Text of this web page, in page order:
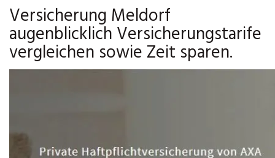
Versicherung Meldorf
augenblicklich Versicherungstarife
vergleichen sowie Zeit sparen.